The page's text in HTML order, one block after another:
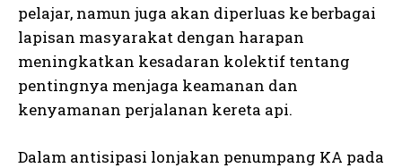
pelajar, namun juga akan diperluas ke berbagai
lapisan masyarakat dengan harapan
meningkatkan kesadaran kolektif tentang
pentingnya menjaga keamanan dan
kenyamanan perjalanan kereta api.
Dalam antisipasi lonjakan penumpang KA pada